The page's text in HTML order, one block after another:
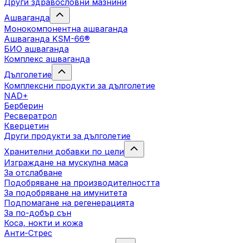
Други здравословни мазнини
Ашваганда
Монокомпонентна ашваганда
Ашваганда KSM-66®
БИО ашваганда
Комплекс ашваганда
Дълголетие
Комплексни продукти за дълголетие
NAD+
Берберин
Ресвератрол
Кверцетин
Други продукти за дълголетие
Хранителни добавки по цели
Изграждане на мускулна маса
За отслабване
Подобряване на производителността
За подобряване на имунитета
Подпомагане на регенерацията
За по-добър сън
Коса, нокти и кожа
Анти-Стрес